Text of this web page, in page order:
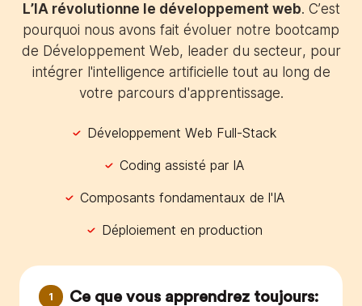
L’IA révolutionne le développement web. C’est
pourquoi nous avons fait évoluer notre bootcamp
de Développement Web, leader du secteur, pour
intégrer l'intelligence artificielle tout au long de
votre parcours d'apprentissage.
Développement Web Full-Stack
Coding assisté par IA
Composants fondamentaux de l'IA
Déploiement en production
1
Ce que vous apprendrez toujours: